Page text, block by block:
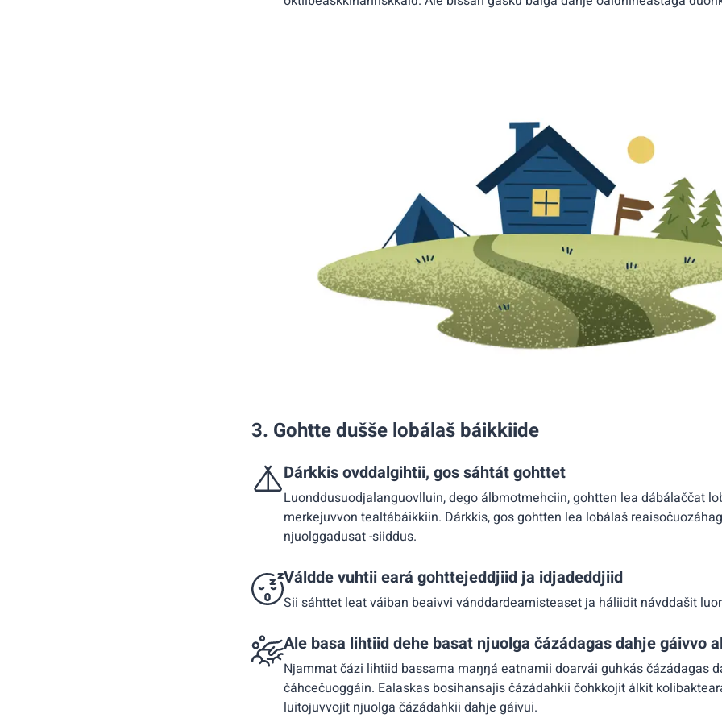
3. Gohtte dušše lobálaš báikkiide
Dárkkis ovddalgihtii, gos sáhtát gohttet
Luonddusuodjalanguovlluin, dego álbmotmehciin, gohtten lea dábálaččat
merkejuvvon tealtábáikkiin. Dárkkis, gos gohtten lea lobálaš
njuolggadusat -siiddus.
Váldde vuhtii eará gohttejeddjiid ja idjadeddjiid
Sii sáhttet leat váiban beaivvi vánddardeamisteaset ja háliidit návddašit
Ale basa lihtiid dehe basat njuolga čázádagas dahje gáivvo
Njammat čázi lihtiid bassama maŋŋá eatnamii doarvái guhkás čázádagas
čáhcečuoggáin. Ealaskas bosihansajis čázádahkii čohkkojit álkit
luitojuvvojit njuolga čázádahkii dahje gáivui.